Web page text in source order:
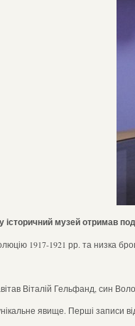
історичний музей отримав
1917-1921 рр. та низка
Віталій Гельфанд, син
явище. Перші записи